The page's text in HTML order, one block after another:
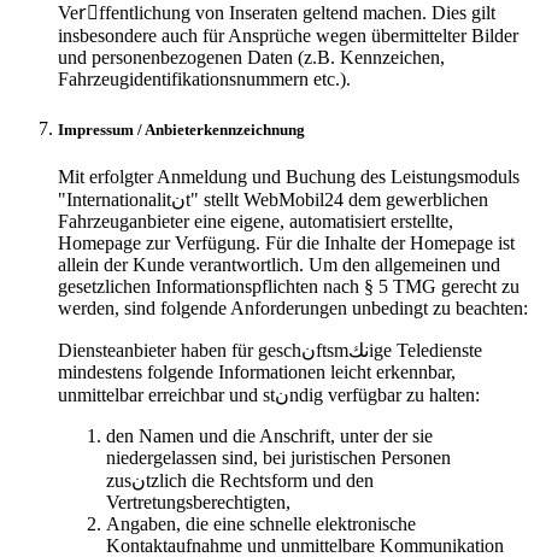
Verِffentlichung von Inseraten geltend machen. Dies gilt
insbesondere auch für Ansprüche wegen übermittelter Bilder
und personenbezogenen Daten (z.B. Kennzeichen,
Fahrzeugidentifikationsnummern etc.).
Impressum / Anbieterkennzeichnung
Mit erfolgter Anmeldung und Buchung des Leistungsmoduls
"Internationalitنt" stellt WebMobil24 dem gewerblichen
Fahrzeuganbieter eine eigene, automatisiert erstellte,
Homepage zur Verfügung. Für die Inhalte der Homepage ist
allein der Kunde verantwortlich. Um den allgemeinen und
gesetzlichen Informationspflichten nach § 5 TMG gerecht zu
werden, sind folgende Anforderungen unbedingt zu beachten:
Diensteanbieter haben für geschنftsmنكige Teledienste
mindestens folgende Informationen leicht erkennbar,
unmittelbar erreichbar und stنndig verfügbar zu halten:
den Namen und die Anschrift, unter der sie
niedergelassen sind, bei juristischen Personen
zusنtzlich die Rechtsform und den
Vertretungsberechtigten,
Angaben, die eine schnelle elektronische
Kontaktaufnahme und unmittelbare Kommunikation